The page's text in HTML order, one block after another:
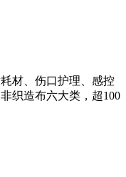
材、伤口护理、感控
织造布六大类，超100